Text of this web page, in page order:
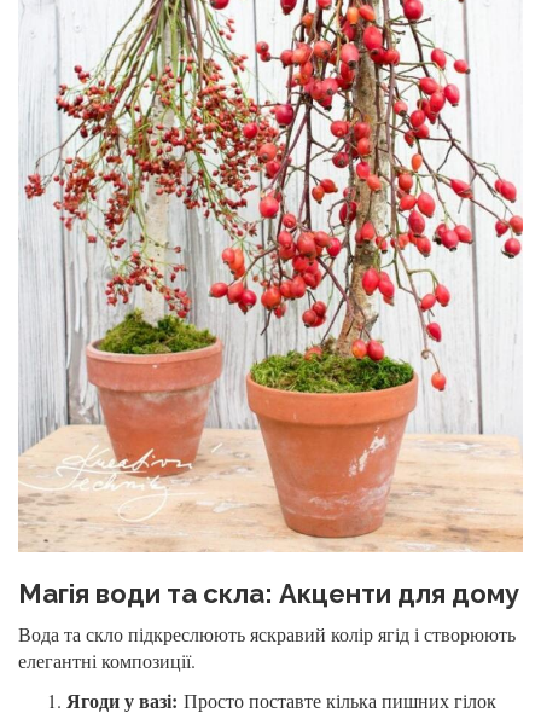
Магія води та скла: Акценти для дому
Вода та скло підкреслюють яскравий колір ягід і створюють
елегантні композиції.
Ягоди у вазі: Просто поставте кілька пишних гілок